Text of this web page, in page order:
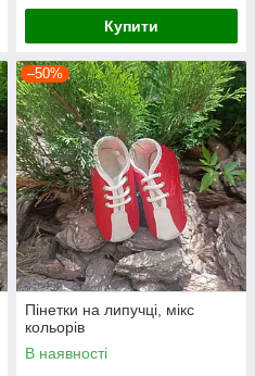
Купити
–50%
Пінетки на липучці, мікс
кольорів
В наявності